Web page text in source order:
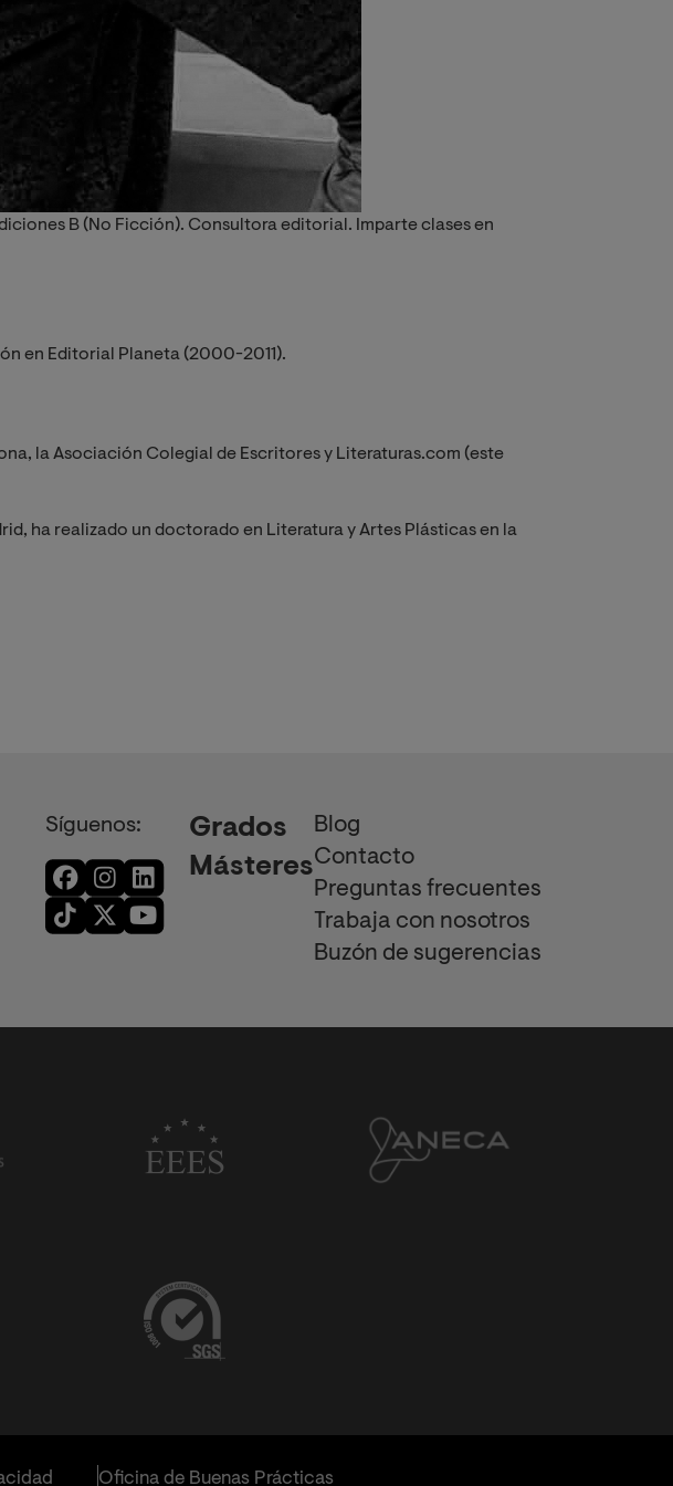
B (No Ficción). Consultora editorial. Imparte clases en
en Editorial Planeta (2000-2011).
la Asociación Colegial de Escritores y Literaturas.com (este
ha realizado un doctorado en Literatura y Artes Plásticas en la
Síguenos:
Grados
Másteres
Blog
Contacto
Preguntas frecuentes
Trabaja con nosotros
Buzón de sugerencias
Oficina de Buenas Prácticas